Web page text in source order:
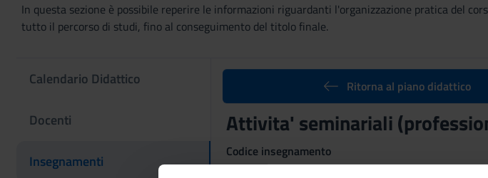
In questa sezione è possibile reperire le informazioni riguardanti l'organizzazione pratica del
tutto il percorso di studi, fino al conseguimento del titolo finale.
Calendario Didattico
Docenti
Insegnamenti
Ritorna al piano didattico
Attivita' seminariali
Codice insegnamento
4S001040